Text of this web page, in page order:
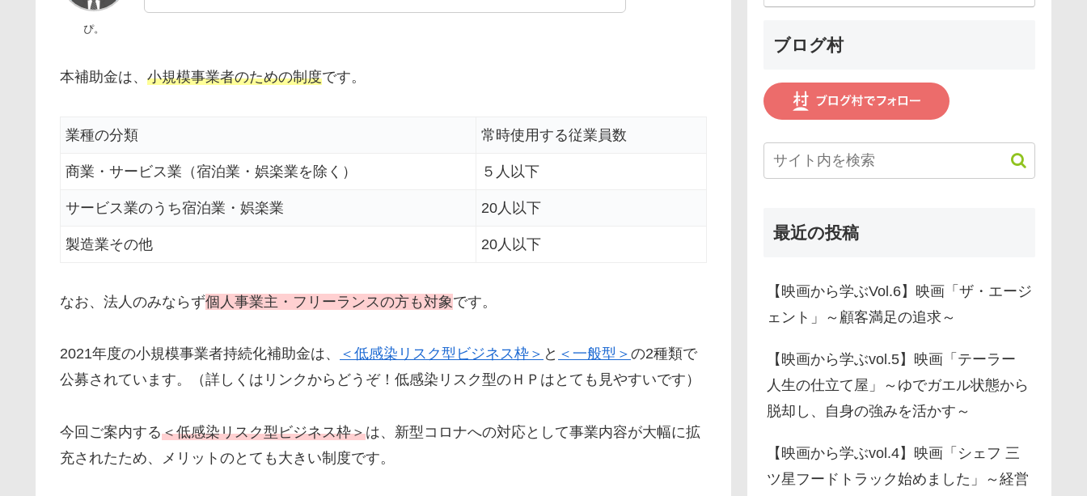
ぴ。
本補助金は、 小規模事業者のための制度です。
業種の分類 常時使用する従業員数
商業・サービス業（宿泊業・娯楽業を除く） ５人以下
サービス業のうち宿泊業・娯楽業 20人以下
製造業その他 20人以下
なお、法人のみならず個人事業主・フリーランスの方も対象です。
2021年度の小規模事業者持続化補助金は、 ＜低感染リスク型ビジネス枠＞ と ＜一般型＞ の2種類で
公募されています。（詳しくはリンクからどうぞ！低感染リスク型のＨＰはとても見やすいです）
今回ご案内する＜低感染リスク型ビジネス枠＞は、新型コロナへの対応として事業内容が大幅に拡
充されたため、メリットのとても大きい制度です。
ブログ村
最近の投稿
【映画から学ぶVol.6】映画「ザ・エージ
ェント」～顧客満足の追求～
【映画から学ぶvol.5】映画「テーラー
人生の仕立て屋」～ゆでガエル状態から
脱却し、自身の強みを活かす～
【映画から学ぶvol.4】映画「シェフ 三
ツ星フードトラック始めました」～経営